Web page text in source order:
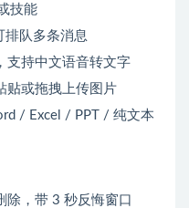
技能
队多条消息
持中文语音转文字
贴或拖拽上传图片
/ Excel / PPT / 纯文本
，带 3 秒反悔窗口